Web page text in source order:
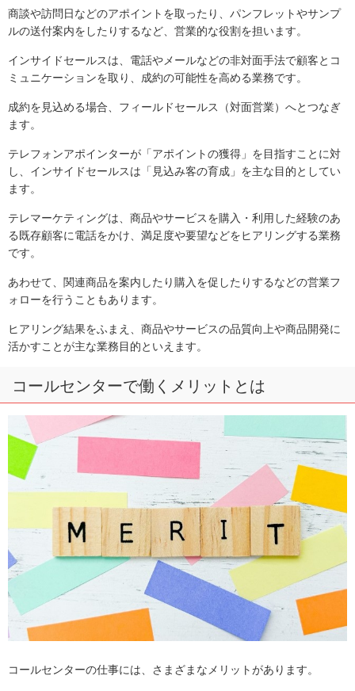
商談や訪問日などのアポイントを取ったり、パンフレットやサンプ
ルの送付案内をしたりするなど、営業的な役割を担います。
インサイドセールスは、電話やメールなどの非対面手法で顧客とコ
ミュニケーションを取り、成約の可能性を高める業務です。
成約を見込める場合、フィールドセールス（対面営業）へとつなぎ
ます。
テレフォンアポインターが「アポイントの獲得」を目指すことに対
し、インサイドセールスは「見込み客の育成」を主な目的としてい
ます。
テレマーケティングは、商品やサービスを購入・利用した経験のあ
る既存顧客に電話をかけ、満足度や要望などをヒアリングする業務
です。
あわせて、関連商品を案内したり購入を促したりするなどの営業フ
ォローを行うこともあります。
ヒアリング結果をふまえ、商品やサービスの品質向上や商品開発に
活かすことが主な業務目的といえます。
コールセンターで働くメリットとは
コールセンターの仕事には、さまざまなメリットがあります。